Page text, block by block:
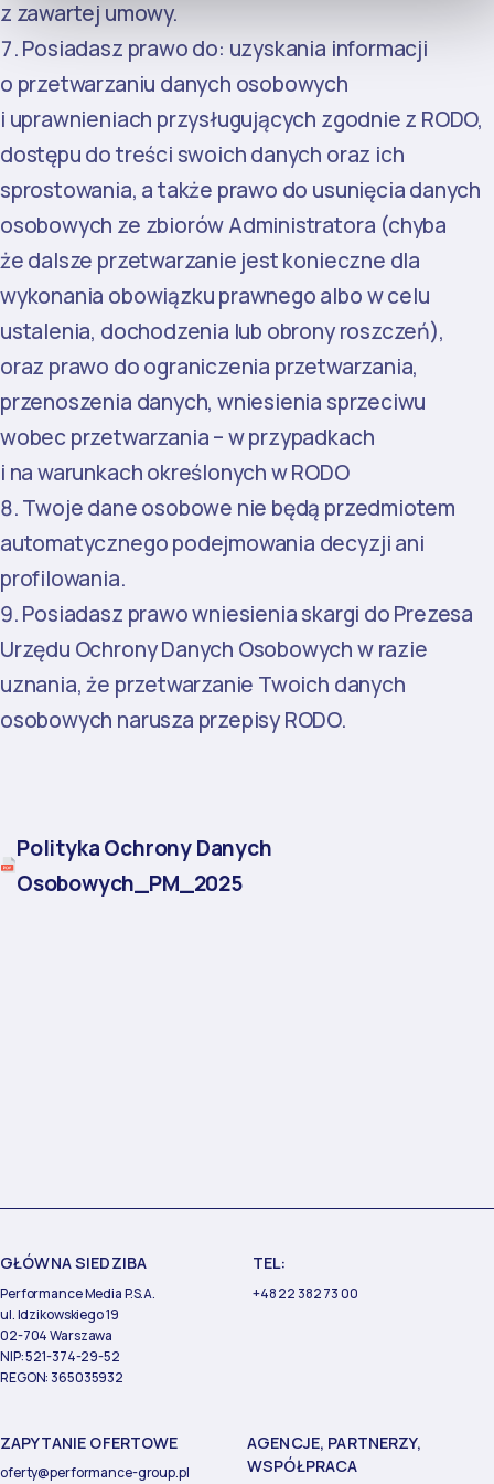
z zawartej umowy.
Posiadasz prawo do: uzyskania informacji
o przetwarzaniu danych osobowych
i uprawnieniach przysługujących zgodnie z RODO,
dostępu do treści swoich danych oraz ich
sprostowania, a także prawo do usunięcia danych
osobowych ze zbiorów Administratora (chyba
że dalsze przetwarzanie jest konieczne dla
wykonania obowiązku prawnego albo w celu
ustalenia, dochodzenia lub obrony roszczeń),
oraz prawo do ograniczenia przetwarzania,
przenoszenia danych, wniesienia sprzeciwu
wobec przetwarzania – w przypadkach
i na warunkach określonych w RODO
Twoje dane osobowe nie będą przedmiotem
automatycznego podejmowania decyzji ani
profilowania.
Posiadasz prawo wniesienia skargi do Prezesa
Urzędu Ochrony Danych Osobowych w razie
uznania, że przetwarzanie Twoich danych
osobowych narusza przepisy RODO.
Polityka Ochrony Danych
Osobowych_PM_2025
GŁÓWNA SIEDZIBA
Performance Media P.S.A.
ul. Idzikowskiego 19
02-704 Warszawa
NIP: 521-374-29-52
REGON: 365035932
TEL:
+48 22 382 73 00
ZAPYTANIE OFERTOWE
oferty@performance-group.pl
AGENCJE, PARTNERZY,
WSPÓŁPRACA